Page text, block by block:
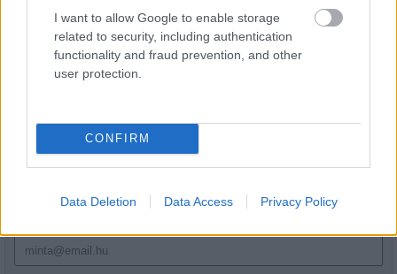
I want to allow Google to enable storage
related to security, including authentication
functionality and fraud prevention, and other
user protection.
CONFIRM
Data Deletion Data Access Privacy Policy
Név